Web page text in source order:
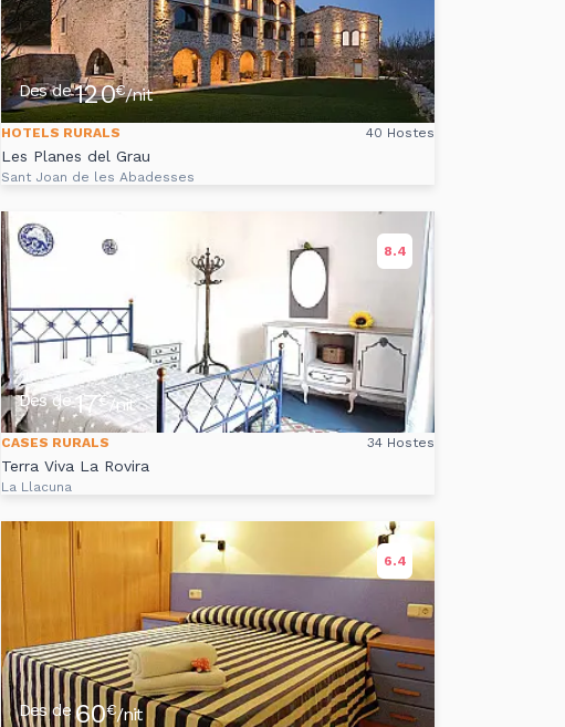
Des de120€/nit
HOTELS RURALS 40 Hostes
Les Planes del Grau
Sant Joan de les Abadesses
8.4
Des de17€/nit
CASES RURALS 34 Hostes
Terra Viva La Rovira
La Llacuna
6.4
Des de60€/nit